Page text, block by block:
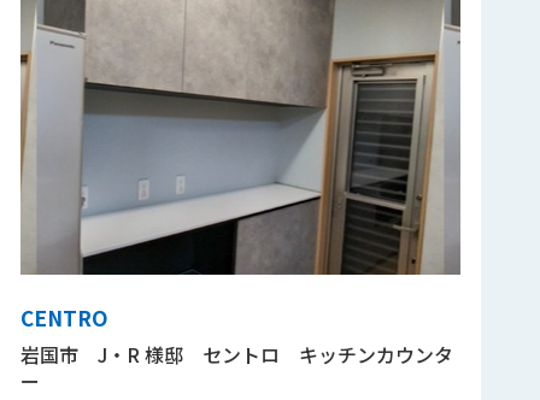
CENTRO
岩国市 J・R 様邸 セントロ キッチンカウンタ
ー